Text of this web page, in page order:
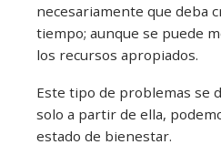
necesariamente que deba
tiempo; aunque se puede
los recursos apropiados.
Este tipo de problemas se
solo a partir de ella,
estado de bienestar.